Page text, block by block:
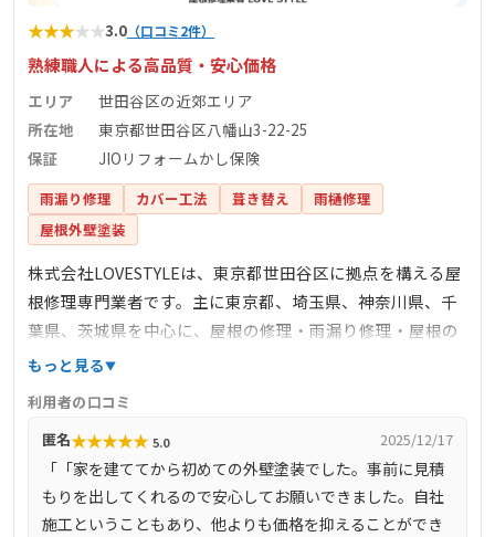
★★★★★3.0 （口コミ2件）
熟練職人による高品質・安心価格
エリア
世田谷区の近郊エリア
所在地
東京都世田谷区八幡山3-22-25
保証
JIOリフォームかし保険
雨漏り修理 カバー工法 葺き替え
雨樋修理
屋根外壁塗装
株式会社LOVESTYLEは、東京都世田谷区に拠点を構える屋
根修理専門業者です。主に東京都、埼玉県、神奈川県、千
葉県、茨城県を中心に、屋根の修理・雨漏り修理・屋根の
リフォームなど、屋根に関する工事全般を手掛けていま
と安心価格を提供しています。ドローンを活用した無料の
屋根診断サービスも実施しており、屋根の状態を的確に把
握することが可能です。さらに、JIOリフォームかし保険に
登録しており、施工後の保証体制も充実しています。
もっと見る
利用者の口コミ
匿名★★★★★ 5.0 2025/12/17
「「家を建ててから初めての外壁塗装でした。事前に見積
もりを出してくれるので安心してお願いできました。自社
施工ということもあり、他よりも価格を抑えることができ